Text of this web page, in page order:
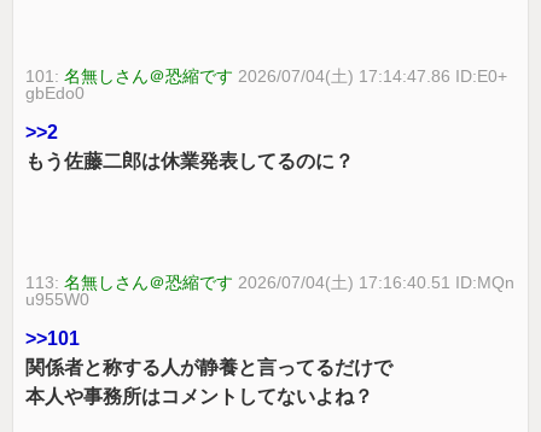
101:名無しさん＠恐縮です 2026/07/04(土) 17:14:47.86 ID:E0+
gbEdo0
>>2
もう佐藤二郎は休業発表してるのに？
113:名無しさん＠恐縮です 2026/07/04(土) 17:16:40.51 ID:MQn
u955W0
>>101
関係者と称する人が静養と言ってるだけで
本人や事務所はコメントしてないよね？